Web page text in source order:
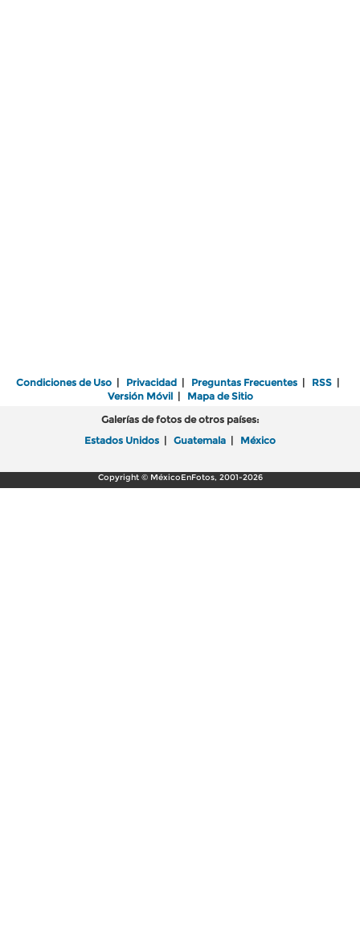
Condiciones de Uso | Privacidad | Preguntas Frecuentes | RSS |
Versión Móvil| Mapa de Sitio
Galerías de fotos de otros países:
Estados Unidos | Guatemala | México
Copyright © MéxicoEnFotos, 2001-2026